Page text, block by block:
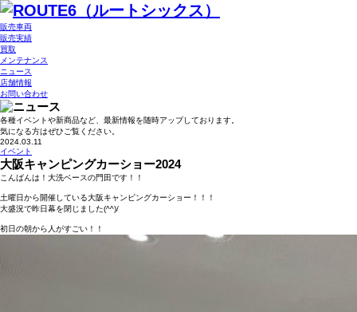
販売車両
販売実績
買取
メンテナンス
ニュース
店舗情報
お問い合わせ
各種イベントや新商品など、最新情報を随時アップしております。
気になる方はぜひご覧ください。
2024.03.11
イベント
大阪キャンピングカーショー2024
こんばんは！大洗ベースの門田です！！
土曜日から開催している大阪キャンピングカーショー！！！
大盛況で昨日幕を閉じました(^^)/
初日の朝から人がすごい！！